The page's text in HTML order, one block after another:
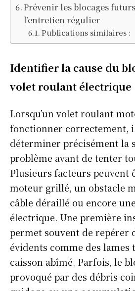
Prévenir les blocages
l’entretien régulier
Publications similaires :
Identifier la cause du
volet roulant électrique
Lorsqu’un volet roulant
fonctionner correctement,
déterminer précisément la
problème avant de tenter
Plusieurs facteurs peuvent
moteur grillé, un obstacle
câble déraillé ou encore
électrique. Une première
permet souvent de repérer
évidents comme des lames
caisson abîmé. Parfois, le
provoqué par des débris